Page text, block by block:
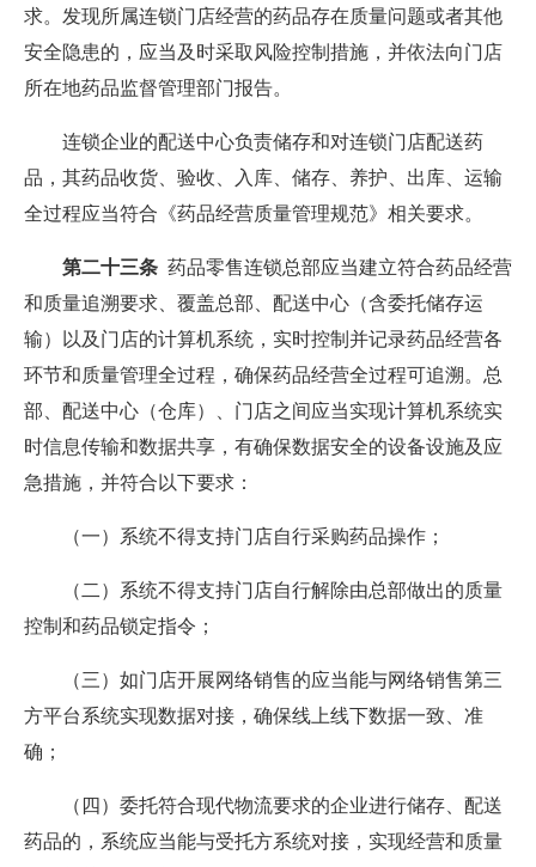
求。发现所属连锁门店经营的药品存在质量问题或者其他
安全隐患的，应当及时采取风险控制措施，并依法向门店
所在地药品监督管理部门报告。
连锁企业的配送中心负责储存和对连锁门店配送药
品，其药品收货、验收、入库、储存、养护、出库、运输
全过程应当符合《药品经营质量管理规范》相关要求。
第二十三条 药品零售连锁总部应当建立符合药品经营
和质量追溯要求、覆盖总部、配送中心（含委托储存运
输）以及门店的计算机系统，实时控制并记录药品经营各
环节和质量管理全过程，确保药品经营全过程可追溯。总
部、配送中心（仓库）、门店之间应当实现计算机系统实
时信息传输和数据共享，有确保数据安全的设备设施及应
急措施，并符合以下要求：
（一）系统不得支持门店自行采购药品操作；
（二）系统不得支持门店自行解除由总部做出的质量
控制和药品锁定指令；
（三）如门店开展网络销售的应当能与网络销售第三
方平台系统实现数据对接，确保线上线下数据一致、准
确；
（四）委托符合现代物流要求的企业进行储存、配送
药品的，系统应当能与受托方系统对接，实现经营和质量